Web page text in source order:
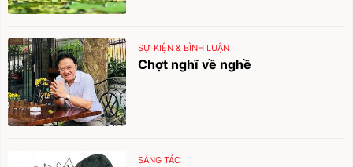
SỰ KIỆN & BÌNH LUẬN
Chợt nghĩ về nghề
SÁNG TÁC